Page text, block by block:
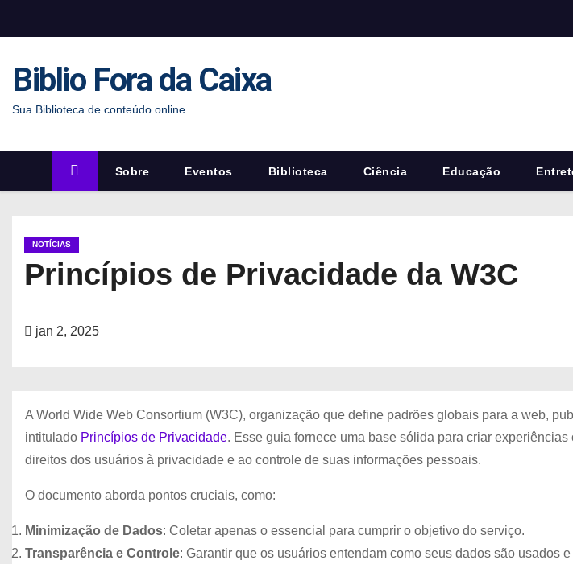
n
Biblio Fora da Caixa
Sua Biblioteca de conteúdo online
Sobre Eventos Biblioteca Ciência Educação
NOTÍCIAS
Princípios de Privacidade da W3C
jan 2, 2025
A World Wide Web Consortium (W3C), organização que define padrões globais para a web,
intitulado Princípios de Privacidade. Esse guia fornece uma base sólida para criar
direitos dos usuários à privacidade e ao controle de suas informações pessoais.
O documento aborda pontos cruciais, como:
Minimização de Dados: Coletar apenas o essencial para cumprir o objetivo do serviço.
Transparência e Controle: Garantir que os usuários entendam como seus dados são usados